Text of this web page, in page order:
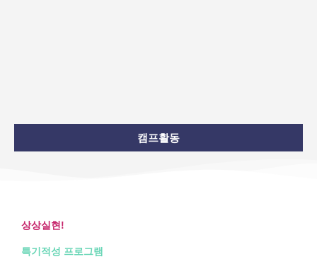
캠프활동
상상실현!
특기적성 프로그램